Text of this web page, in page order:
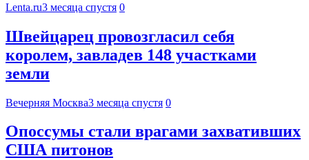
Lenta.ru3 месяца спустя 0
Швейцарец провозгласил себя
королем, завладев 148 участками
земли
Вечерняя Москва3 месяца спустя 0
Опоссумы стали врагами захвативших
США питонов